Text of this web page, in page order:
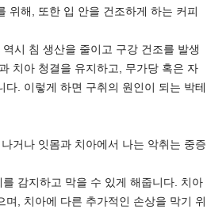
위해, 또한 입 안을 건조하게 하는 커피
시 침 생산을 줄이고 구강 건조를 발생
치아 청결을 유지하고, 무가당 혹은 자
. 이렇게 하면 구취의 원인이 되는 박테
거나 잇몸과 치아에서 나는 악취는 중증
감지하고 막을 수 있게 해줍니다. 치아
, 치아에 다른 추가적인 손상을 막기 위